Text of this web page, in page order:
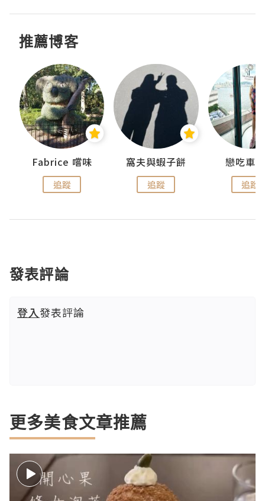
推薦博客
Fabrice 嚐味
追蹤
窩夫與蝦子餅
追蹤
戀吃車
追蹤
發表評論
登入發表評論
更多美食文章推薦